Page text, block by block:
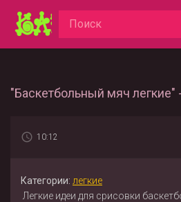
"Баскетбольный мяч легкие"
10:12
Категории: легкие
Легкие идеи для срисовки